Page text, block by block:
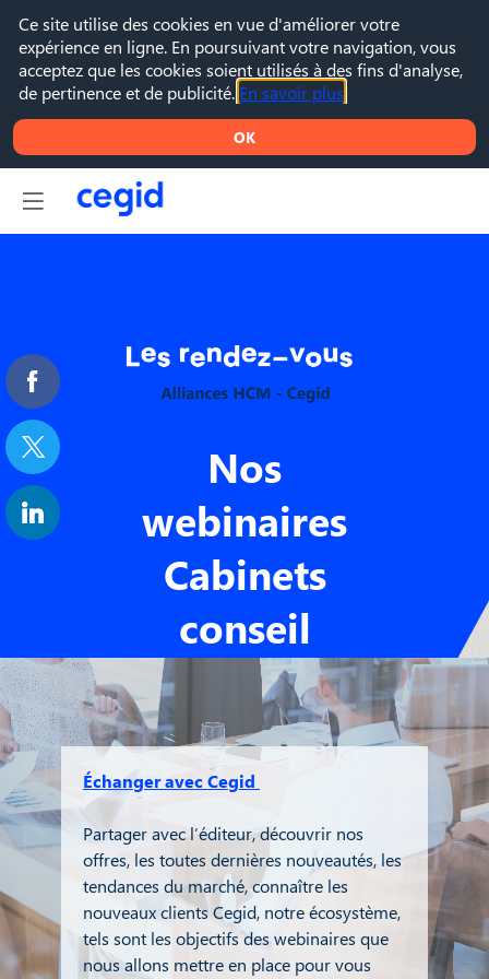
Nos
webinaires
Cabinets
conseil
Échanger avec Cegid
Partager avec l’éditeur, découvrir nos
offres, les toutes dernières nouveautés, les
tendances du marché, connaître les
nouveaux clients Cegid, notre écosystème,
tels sont les objectifs des webinaires que
nous allons mettre en place pour vous
Ce site utilise des cookies en vue d'améliorer votre
expérience en ligne. En poursuivant votre navigation, vous
acceptez que les cookies soient utilisés à des fins d'analyse,
de pertinence et de publicité. En savoir plus
OK